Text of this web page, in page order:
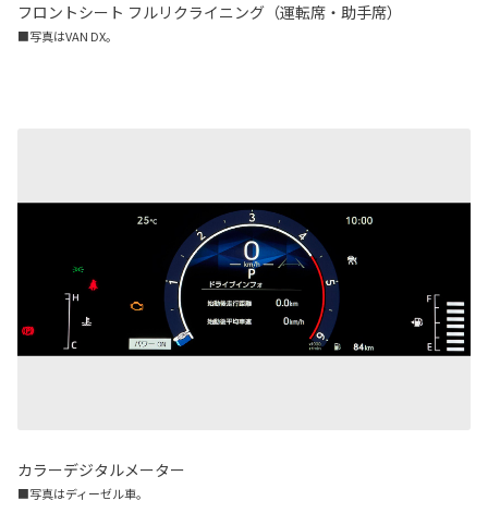
フロントシート フルリクライニング（運転席・助手席）
■写真はVAN DX。
カラーデジタルメーター
■写真はディーゼル車。